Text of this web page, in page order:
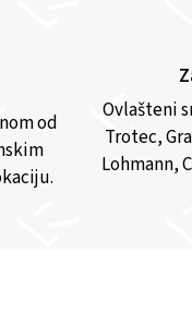
od
Ovlašteni
Trotec,
Lohmann,